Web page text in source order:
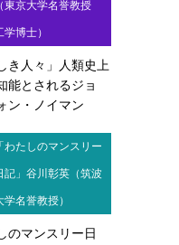
（東京大学名誉教授
学博士）
き人々」人類史上
能とされるジョ
ン・ノイマン
「わたしのマンスリー
記」谷川彰英（筑波
学名誉教授）
のマンスリー日